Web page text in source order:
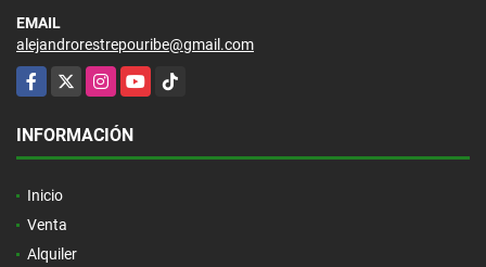
EMAIL
alejandrorestrepouribe@gmail.com
Facebook
X InstagramYouTubeTikTok
INFORMACIÓN
Inicio
Venta
Alquiler